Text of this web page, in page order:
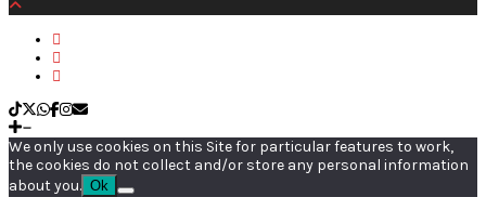
We only use cookies on this Site for particular features to work,
the cookies do not collect and/or store any personal information
about you. Ok